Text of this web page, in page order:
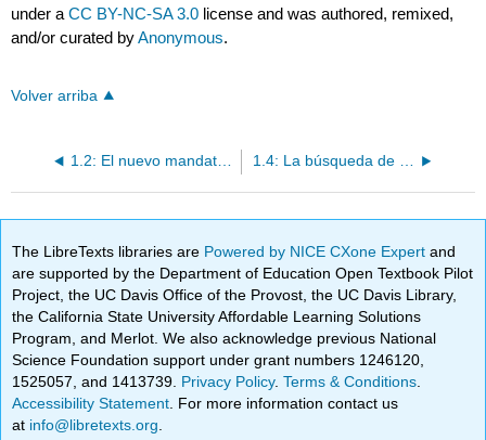
under aCC BY-NC-SA 3.0 license and was authored, remixed,
and/or curated byAnonymous.
Volver arriba
1.2: El nuevo mandato para el liderazgo de cambio
The LibreTexts libraries are Powered by NICE CXone Expertand
are supported by the Department of Education Open Textbook Pilot
Project, the UC Davis Office of the Provost, the UC Davis Library,
the California State University Affordable Learning Solutions
Program, and Merlot. We also acknowledge previous National
Science Foundation support under grant numbers 1246120,
1525057, and 1413739. Privacy Policy.Terms & Conditions
Accessibility Statement . For more information contact us
at info@libretexts.org